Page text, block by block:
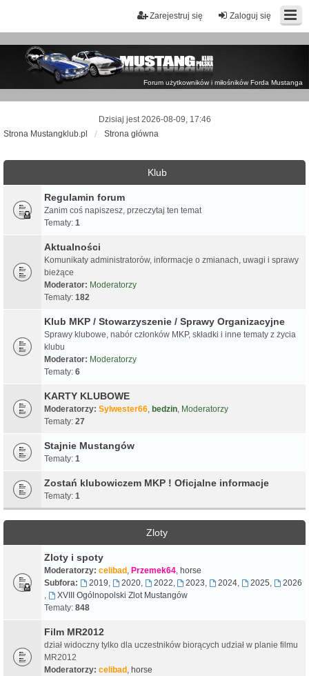
Zaloguj się
Zarejestruj się
Forum użytkowników i miłośników Forda Mustanga
Dzisiaj jest 2026-08-09, 17:46
Strona Mustangklub.pl
Strona główna
Klub
Regulamin forum
Zanim coś napiszesz, przeczytaj ten temat
Tematy: 1
Aktualności
Komunikaty administratorów, informacje o zmianach, uwagi i sprawy
bieżące
Moderator: Moderatorzy
Tematy: 182
Klub MKP / Stowarzyszenie / Sprawy Organizacyjne
Sprawy klubowe, nabór członków MKP, składki i inne tematy z życia
klubu
Moderator: Moderatorzy
Tematy: 6
KARTY KLUBOWE
Moderatorzy: Sylwester66, bedzin, Moderatorzy
Tematy: 27
Stajnie Mustangów
Tematy: 1
Zostań klubowiczem MKP ! Oficjalne informacje
Tematy: 1
Zloty
Zloty i spoty
Moderatorzy: celibad, Przemek64, horse
Subfora:
2019, 2020, 2022, 2023, 2024, 2025,
2026
,
XVIII Ogólnopolski Zlot Mustangów
Tematy: 848
Film MR2012
dział widoczny tylko dla uczestników biorących udział w planie filmu
MR2012
Moderatorzy: celibad, horse